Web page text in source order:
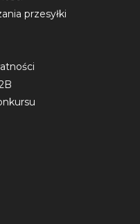
przesyłki